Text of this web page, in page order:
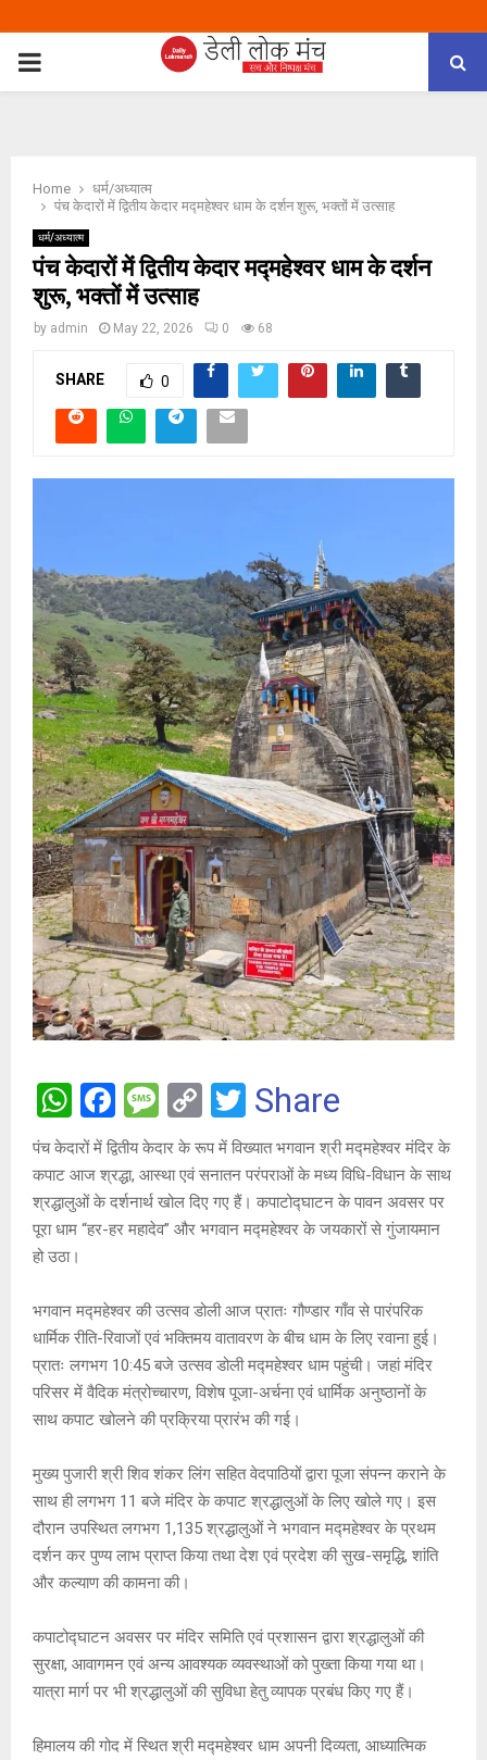
PRIMARY
Home
धर्म/अध्यात्म
पंच केदारों में द्वितीय केदार मद्महेश्वर धाम के दर्शन शुरू, भक्तों में उत्साह
धर्म/अध्यात्म
पंच केदारों में द्वितीय केदार मद्महेश्वर धाम के दर्शन
शुरू, भक्तों में उत्साह
by admin May 22, 2026 0 68
SHARE 0
W
h
at
s
A
p
p
F
a
ce
b
o
k
M
es
s
a
g
C
o
py
Li
n
T
wi
tt
er
Share
पंच केदारों में द्वितीय केदार के रूप में विख्यात भगवान श्री मद्महेश्वर मंदिर के
कपाट आज श्रद्धा, आस्था एवं सनातन परंपराओं के मध्य विधि-विधान के साथ
श्रद्धालुओं के दर्शनार्थ खोल दिए गए हैं। कपाटोद्घाटन के पावन अवसर पर
पूरा धाम “हर-हर महादेव” और भगवान मद्महेश्वर के जयकारों से गुंजायमान
हो उठा।
भगवान मद्महेश्वर की उत्सव डोली आज प्रातः गौण्डार गाँव से पारंपरिक
धार्मिक रीति-रिवाजों एवं भक्तिमय वातावरण के बीच धाम के लिए रवाना हुई।
प्रातः लगभग 10:45 बजे उत्सव डोली मद्महेश्वर धाम पहुंची। जहां मंदिर
परिसर में वैदिक मंत्रोच्चारण, विशेष पूजा-अर्चना एवं धार्मिक अनुष्ठानों के
साथ कपाट खोलने की प्रक्रिया प्रारंभ की गई।
मुख्य पुजारी श्री शिव शंकर लिंग सहित वेदपाठियों द्वारा पूजा संपन्न कराने के
साथ ही लगभग 11 बजे मंदिर के कपाट श्रद्धालुओं के लिए खोले गए। इस
दौरान उपस्थित लगभग 1,135 श्रद्धालुओं ने भगवान मद्महेश्वर के प्रथम
दर्शन कर पुण्य लाभ प्राप्त किया तथा देश एवं प्रदेश की सुख-समृद्धि, शांति
और कल्याण की कामना की।
कपाटोद्घाटन अवसर पर मंदिर समिति एवं प्रशासन द्वारा श्रद्धालुओं की
सुरक्षा, आवागमन एवं अन्य आवश्यक व्यवस्थाओं को पुख्ता किया गया था।
यात्रा मार्ग पर भी श्रद्धालुओं की सुविधा हेतु व्यापक प्रबंध किए गए हैं।
हिमालय की गोद में स्थित श्री मद्महेश्वर धाम अपनी दिव्यता, आध्यात्मिक